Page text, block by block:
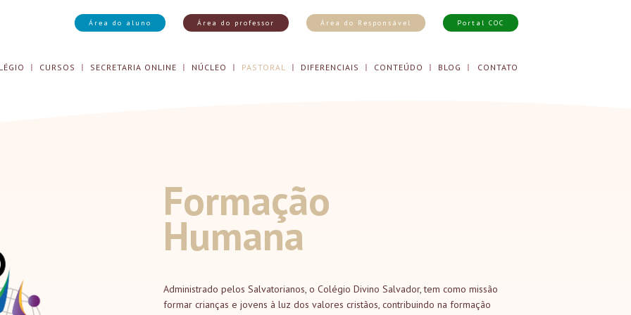
Área do aluno Área do professor Área do Responsável Portal COC
CURSOS SECRETARIA ONLINE NÚCLEO PASTORAL DIFERENCIAIS CONTEÚDO BLOG CONTATO
Formação
Humana
Administrado pelos Salvatorianos, o Colégio Divino Salvador, tem como missão
formar crianças e jovens à luz dos valores cristãos, contribuindo na formação